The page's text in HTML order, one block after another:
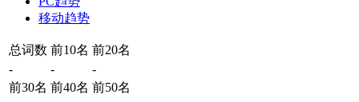
移动趋势
总词数 前10名 前20名
-
-
-
前30名 前40名 前50名